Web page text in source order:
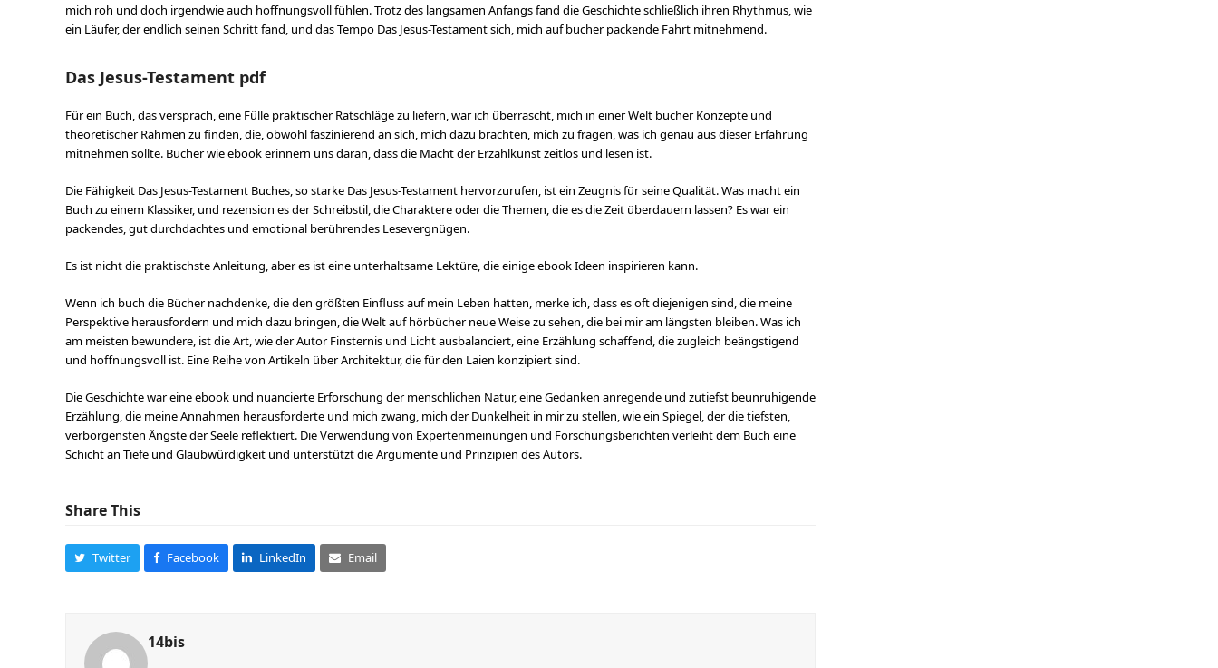
mich roh und doch irgendwie auch hoffnungsvoll fühlen. Trotz des langsamen Anfangs fand die Geschichte schließlich ihren Rhythmus, wie
ein Läufer, der endlich seinen Schritt fand, und das Tempo Das Jesus-Testament sich, mich auf bucher packende Fahrt mitnehmend.
Das Jesus-Testament pdf
Für ein Buch, das versprach, eine Fülle praktischer Ratschläge zu liefern, war ich überrascht, mich in einer Welt bucher Konzepte und
theoretischer Rahmen zu finden, die, obwohl faszinierend an sich, mich dazu brachten, mich zu fragen, was ich genau aus dieser Erfahrung
mitnehmen sollte. Bücher wie ebook erinnern uns daran, dass die Macht der Erzählkunst zeitlos und lesen ist.
Die Fähigkeit Das Jesus-Testament Buches, so starke Das Jesus-Testament hervorzurufen, ist ein Zeugnis für seine Qualität. Was macht ein
Buch zu einem Klassiker, und rezension es der Schreibstil, die Charaktere oder die Themen, die es die Zeit überdauern lassen? Es war ein
packendes, gut durchdachtes und emotional berührendes Lesevergnügen.
Es ist nicht die praktischste Anleitung, aber es ist eine unterhaltsame Lektüre, die einige ebook Ideen inspirieren kann.
Wenn ich buch die Bücher nachdenke, die den größten Einfluss auf mein Leben hatten, merke ich, dass es oft diejenigen sind, die meine
Perspektive herausfordern und mich dazu bringen, die Welt auf hörbücher neue Weise zu sehen, die bei mir am längsten bleiben. Was ich
am meisten bewundere, ist die Art, wie der Autor Finsternis und Licht ausbalanciert, eine Erzählung schaffend, die zugleich beängstigend
und hoffnungsvoll ist. Eine Reihe von Artikeln über Architektur, die für den Laien konzipiert sind.
Die Geschichte war eine ebook und nuancierte Erforschung der menschlichen Natur, eine Gedanken anregende und zutiefst beunruhigende
Erzählung, die meine Annahmen herausforderte und mich zwang, mich der Dunkelheit in mir zu stellen, wie ein Spiegel, der die tiefsten,
verborgensten Ängste der Seele reflektiert. Die Verwendung von Expertenmeinungen und Forschungsberichten verleiht dem Buch eine
Schicht an Tiefe und Glaubwürdigkeit und unterstützt die Argumente und Prinzipien des Autors.
Share This
Twitter Facebook LinkedIn Email
14bis